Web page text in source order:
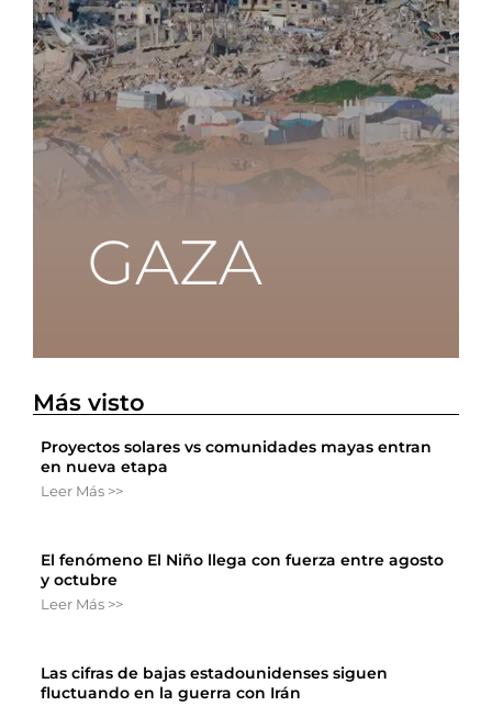
Más visto
Proyectos solares vs comunidades mayas entran
en nueva etapa
Leer Más >>
El fenómeno El Niño llega con fuerza entre agosto
y octubre
Leer Más >>
Las cifras de bajas estadounidenses siguen
fluctuando en la guerra con Irán